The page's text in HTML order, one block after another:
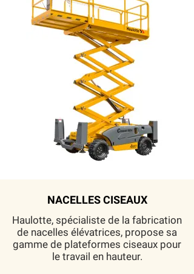
NACELLES CISEAUX
Haulotte, spécialiste de la fabrication
de nacelles élévatrices, propose sa
gamme de plateformes ciseaux pour
le travail en hauteur.